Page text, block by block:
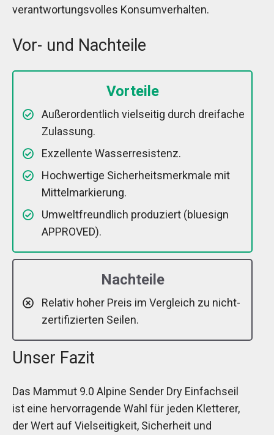
verantwortungsvolles Konsumverhalten.
Vor- und Nachteile
Vorteile
Außerordentlich vielseitig durch dreifache
Zulassung.
Exzellente Wasserresistenz.
Hochwertige Sicherheitsmerkmale mit
Mittelmarkierung.
Umweltfreundlich produziert (bluesign
APPROVED).
Nachteile
Relativ hoher Preis im Vergleich zu nicht-
zertifizierten Seilen.
Unser Fazit
Das Mammut 9.0 Alpine Sender Dry Einfachseil
ist eine hervorragende Wahl für jeden Kletterer,
der Wert auf Vielseitigkeit, Sicherheit und